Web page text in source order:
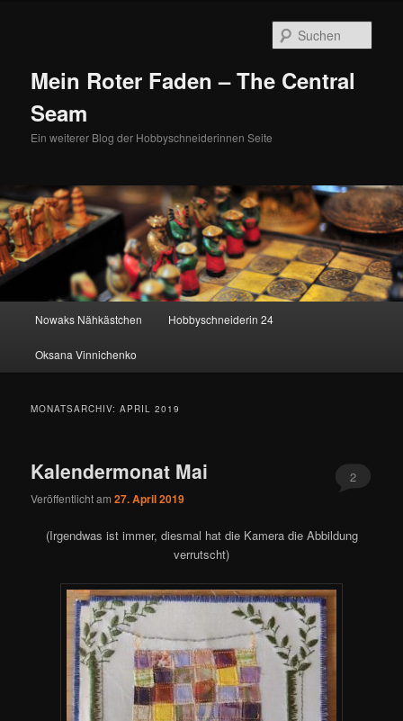
Mein Roter Faden – The Central
Seam
Ein weiterer Blog der Hobbyschneiderinnen Seite
Nowaks Nähkästchen Hobbyschneiderin 24
Oksana Vinnichenko
MONATSARCHIV:APRIL 2019
Kalendermonat Mai
Veröffentlicht am27. April 2019
2
(Irgendwas ist immer, diesmal hat die Kamera die Abbildung
verrutscht)